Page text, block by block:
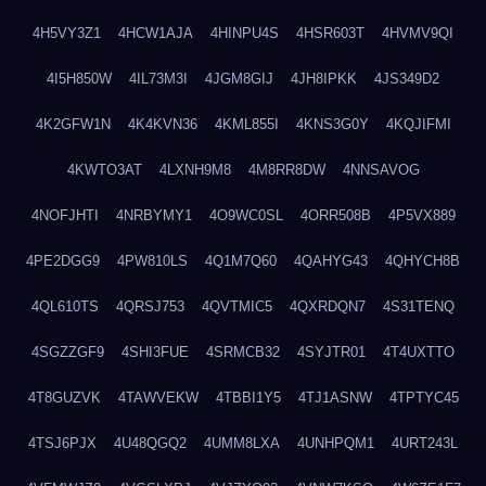
4H5VY3Z1 4HCW1AJA 4HINPU4S 4HSR603T 4HVMV9QI
4I5H850W 4IL73M3I 4JGM8GIJ 4JH8IPKK 4JS349D2
4K2GFW1N 4K4KVN36 4KML855I 4KNS3G0Y 4KQJIFMI
4KWTO3AT 4LXNH9M8 4M8RR8DW 4NNSAVOG
4NOFJHTI 4NRBYMY1 4O9WC0SL 4ORR508B 4P5VX889
4PE2DGG9 4PW810LS 4Q1M7Q60 4QAHYG43 4QHYCH8B
4QL610TS 4QRSJ753 4QVTMIC5 4QXRDQN7 4S31TENQ
4SGZZGF9 4SHI3FUE 4SRMCB32 4SYJTR01 4T4UXTTO
4T8GUZVK 4TAWVEKW 4TBBI1Y5 4TJ1ASNW 4TPTYC45
4TSJ6PJX 4U48QGQ2 4UMM8LXA 4UNHPQM1 4URT243L